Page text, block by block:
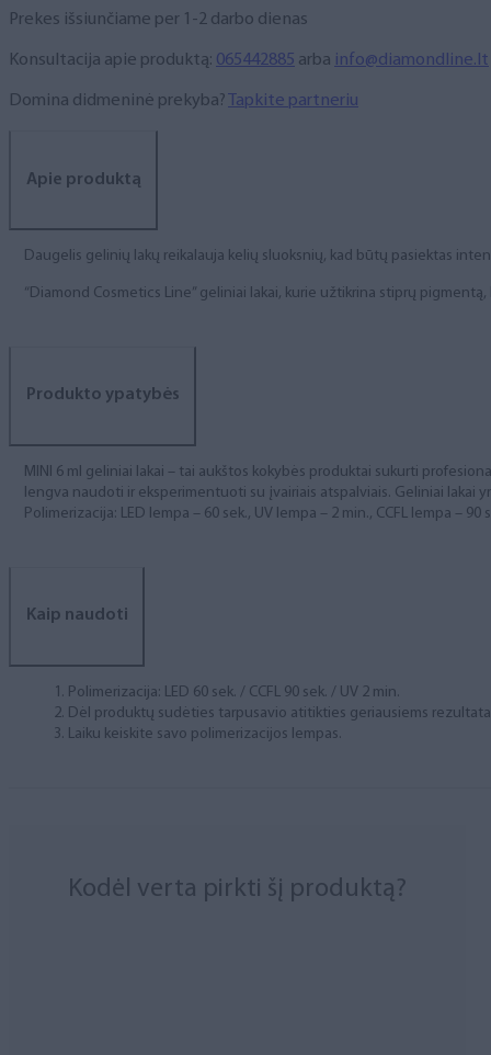
Prekes išsiunčiame per 1-2 darbo dienas
Konsultacija apie produktą: 065442885 arba info@diamondline.lt
Domina didmeninė prekyba? Tapkite partneriu
Apie produktą
Daugelis gelinių lakų reikalauja kelių sluoksnių, kad būtų pasiektas
“Diamond Cosmetics Line” geliniai lakai, kurie užtikrina stiprų
Produkto ypatybės
MINI 6 ml geliniai lakai – tai aukštos kokybės produktai sukurti
lengva naudoti ir eksperimentuoti su įvairiais atspalviais. Geliniai lakai
Polimerizacija: LED lempa – 60 sek., UV lempa – 2 min., CCFL lempa – 90
Kaip naudoti
Polimerizacija: LED 60 sek. / CCFL 90 sek. / UV 2 min.
Dėl produktų sudėties tarpusavio atitikties geriausiems
Laiku keiskite savo polimerizacijos lempas.
Kodėl verta pirkti šį produktą?